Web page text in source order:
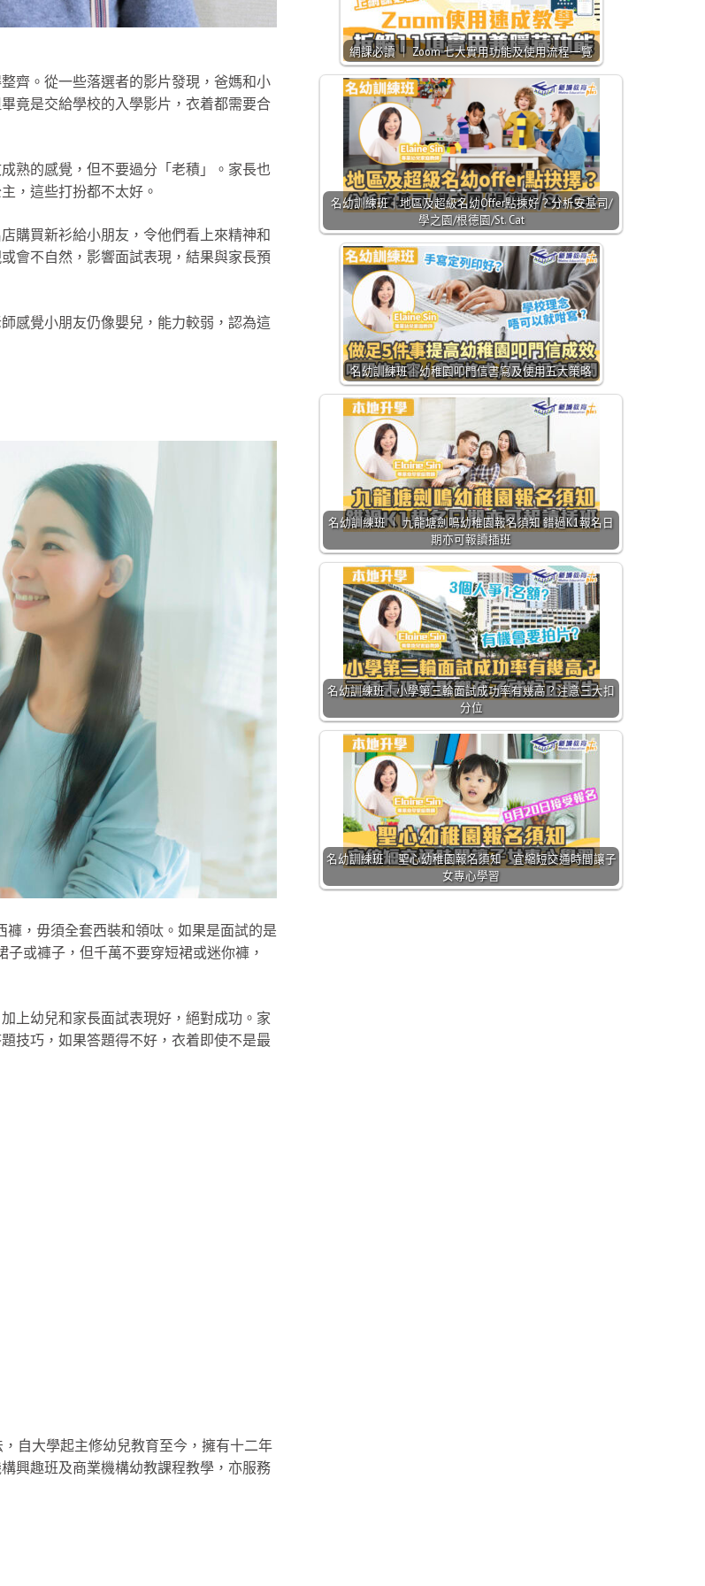
齊。從一些落選者的影片發現，爸媽和小
竟是交給學校的入學影片，衣着都需要合
熟的感覺，但不要過分「老積」。家長也
，這些打扮都不太好。
購買新衫給小朋友，令他們看上來精神和
會不自然，影響面試表現，結果與家長預
感覺小朋友仍像嬰兒，能力較弱，認為這
，毋須全套西裝和領呔。如果是面試的是
或褲子，但千萬不要穿短裙或迷你褲，
上幼兒和家長面試表現好，絕對成功。家
技巧，如果答題得不好，衣着即使不是最
自大學起主修幼兒教育至今，擁有十二年
興趣班及商業機構幼教課程教學，亦服務
網課必讀 ｜ Zoom 七大實用功能及使用流程一覽
名幼訓練班｜地區及超級名幼Offer點揀好？分析安基司/
學之園/根德園/St. Cat
名幼訓練班｜幼稚園叩門信書寫及使用五大策略
名幼訓練班 ｜ 九龍塘劍鳴幼稚園報名須知 錯過K1報名日
期亦可報讀插班
名幼訓練班｜小學第三輪面試成功率有幾高？注意三大扣
分位
名幼訓練班｜ 聖心幼稚園報名須知 宜縮短交通時間讓子
女專心學習